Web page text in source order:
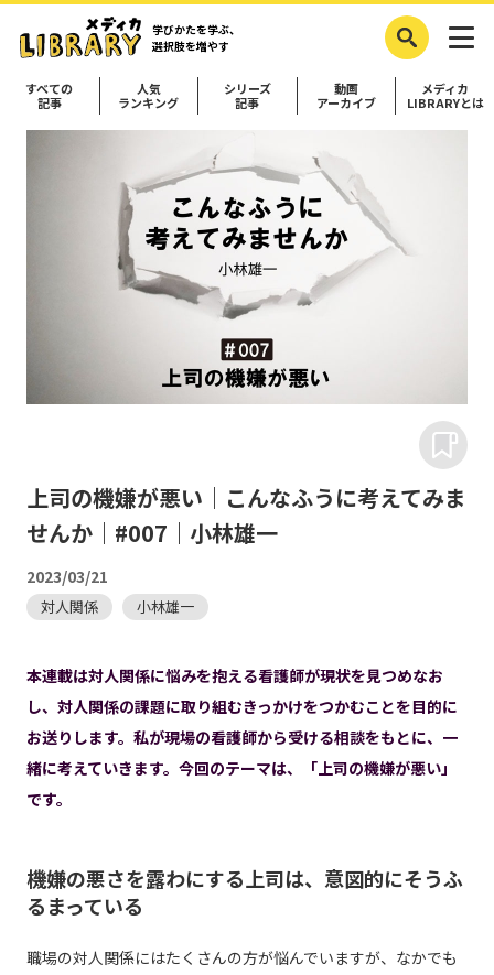
学びかたを学ぶ、
選択肢を増やす
すべての
記事
人気
ランキング
シリーズ
記事
動画
アーカイブ
メディカ
LIBRARYとは
上司の機嫌が悪い｜こんなふうに考えてみま
せんか｜#007｜小林雄一
2023/03/21
対人関係 小林雄一
本連載は対人関係に悩みを抱える看護師が現状を見つめなお
し、対人関係の課題に取り組むきっかけをつかむことを目的に
お送りします。私が現場の看護師から受ける相談をもとに、一
緒に考えていきます。今回のテーマは、「上司の機嫌が悪い」
です。
機嫌の悪さを露わにする上司は、意図的にそうふ
るまっている
職場の対人関係にはたくさんの方が悩んでいますが、なかでも